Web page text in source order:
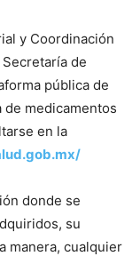
y Coordinación
de
pública de
de medicamentos
en la
donde se
su
manera, cualquier